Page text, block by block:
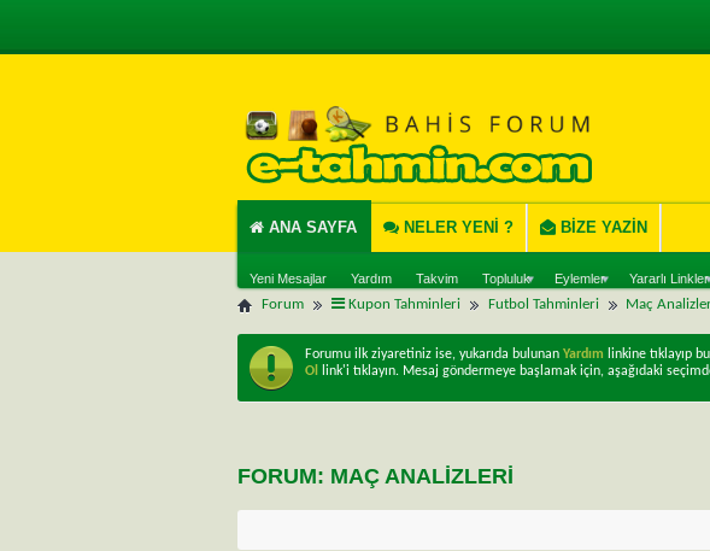
ANA SAYFA
Yeni Mesajlar Yardım Takvim Topluluk Eylemler Yararlı Linkler
NELER YENI ? BIZE YAZIN
Forum Kupon Tahminleri Futbol Tahminleri Maç
Forumu ilk ziyaretiniz ise, yukarıda bulunan Yardım linkine tıklayıp
Ol
link'i tıklayın. Mesaj göndermeye başlamak için, aşağıdaki
FORUM: MAÇ ANALIZLERI